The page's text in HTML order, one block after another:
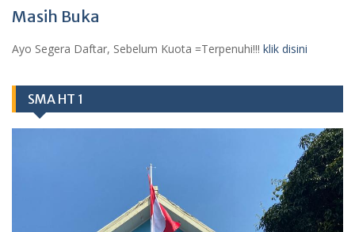
Masih Buka
Ayo Segera Daftar, Sebelum Kuota =Terpenuhi!!! klik disini
SMA HT 1